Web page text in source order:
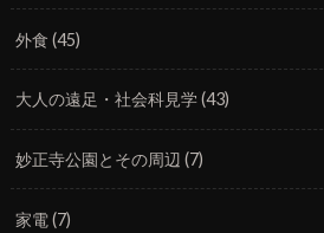
外食(45)
大人の遠足・社会科見学(43)
妙正寺公園とその周辺(7)
家電(7)